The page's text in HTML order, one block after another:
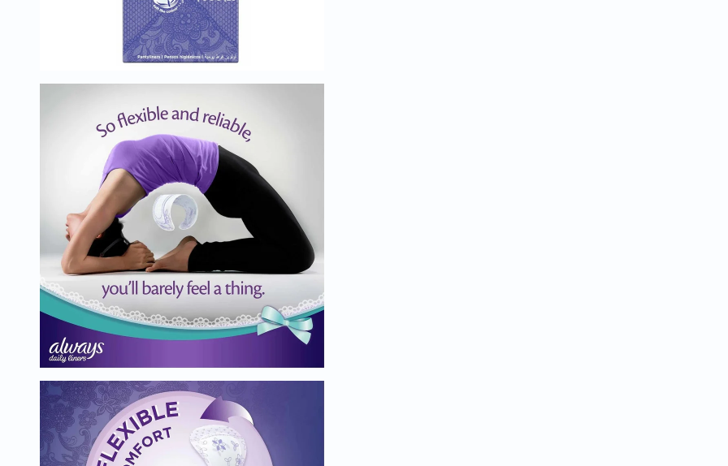
العظام
والمفاصل
المخ
والذاكرة
القلب
دعم
مرضى
السكري
دعم
الكلى
والمسالك
البولية
دعم
الكبد
صحة
البروستاتا
الفيتامينات
مالتي
فيتامين
فيتامين